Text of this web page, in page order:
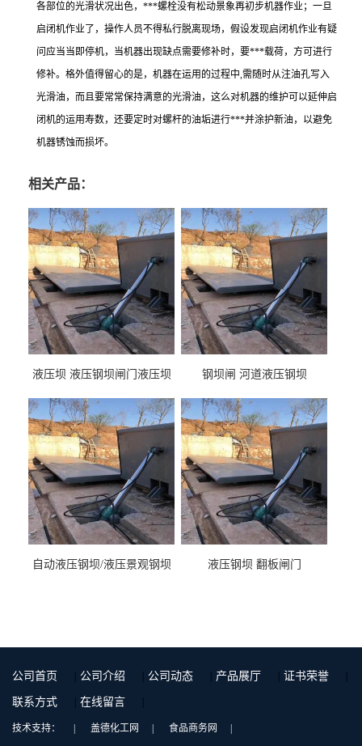
各部位的光滑状况出色，***螺栓没有松动景象再初步机器作业；一旦
启闭机作业了，操作人员不得私行脱离现场，假设发现启闭机作业有疑
问应当当即停机，当机器出现缺点需要修补时，要***载荷，方可进行
修补。格外值得留心的是，机器在运用的过程中,需随时从注油孔写入
光滑油，而且要常常保持满意的光滑油，这么对机器的维护可以延伸启
闭机的运用寿数，还要定时对螺杆的油垢进行***并涂护新油，以避免
机器锈蚀而损坏。
相关产品：
液压坝 液压钢坝闸门液压坝
钢坝闸 河道液压钢坝
自动液压钢坝/液压景观钢坝 液压钢坝 翻板闸门
公司首页 公司介绍 公司动态 产品展厅 证书荣誉
联系方式 在线留言
技术支持： 盖德化工网 食品商务网